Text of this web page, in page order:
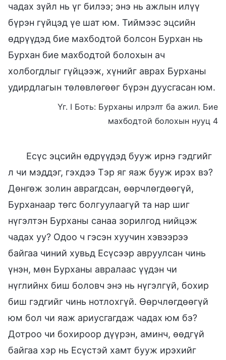
чадах зүйл нь үг билээ; энэ нь ажлын илүү
бүрэн гүйцэд үе шат юм. Тиймээс эцсийн
өдрүүдэд бие махбодтой болсон Бурхан нь
Бурхан бие махбодтой болохын ач
холбогдлыг гүйцээж, хүнийг аврах Бурханы
удирдлагын төлөвлөгөөг бүрэн дуусгасан юм.
Үг. I Боть: Бурханы илрэлт ба ажил. Бие
махбодтой болохын нууц 4
Есүс эцсийн өдрүүдэд бууж ирнэ гэдгийг
л чи мэддэг, гэхдээ Тэр яг яаж бууж ирэх вэ?
Дөнгөж золин аврагдсан, өөрчлөгдөөгүй,
Бурханаар төгс болгуулаагүй та нар шиг
нүгэлтэн Бурханы санаа зорилгод нийцэж
чадах уу? Одоо ч гэсэн хуучин хэвээрээ
байгаа чиний хувьд Есүсээр авруулсан чинь
үнэн, мөн Бурханы авралаас үүдэн чи
нүглийнх биш боловч энэ нь нүгэлгүй, бохир
биш гэдгийг чинь нотлохгүй. Өөрчлөгдөөгүй
юм бол чи яаж ариусгагдаж чадах юм бэ?
Дотроо чи бохироор дүүрэн, аминч, өөдгүй
байгаа хэр нь Есүстэй хамт бууж ирэхийг